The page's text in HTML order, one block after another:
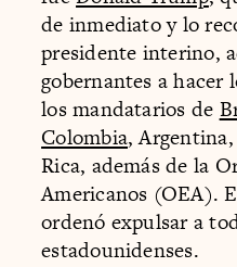
de inmediato y lo
presidente interino,
gobernantes a hacer
los mandatarios de
Colombia,
Rica, además de la
Americanos (OEA).
ordenó expulsar a
estadounidenses.